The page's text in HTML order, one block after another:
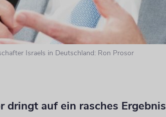
Israels in Deutschland: Ron Prosor
dringt auf ein rasches Ergebnis